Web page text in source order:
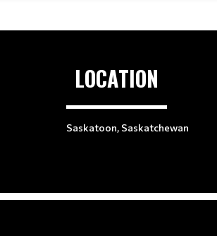
LOCATION
Saskatoon, Saskatchewan